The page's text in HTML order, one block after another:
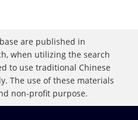
are published in
when utilizing the search
to use traditional Chinese
The use of these materials
non-profit purpose.